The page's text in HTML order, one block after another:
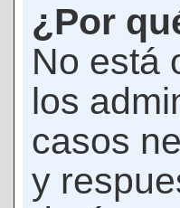
¿Por
No está
los
casos
y